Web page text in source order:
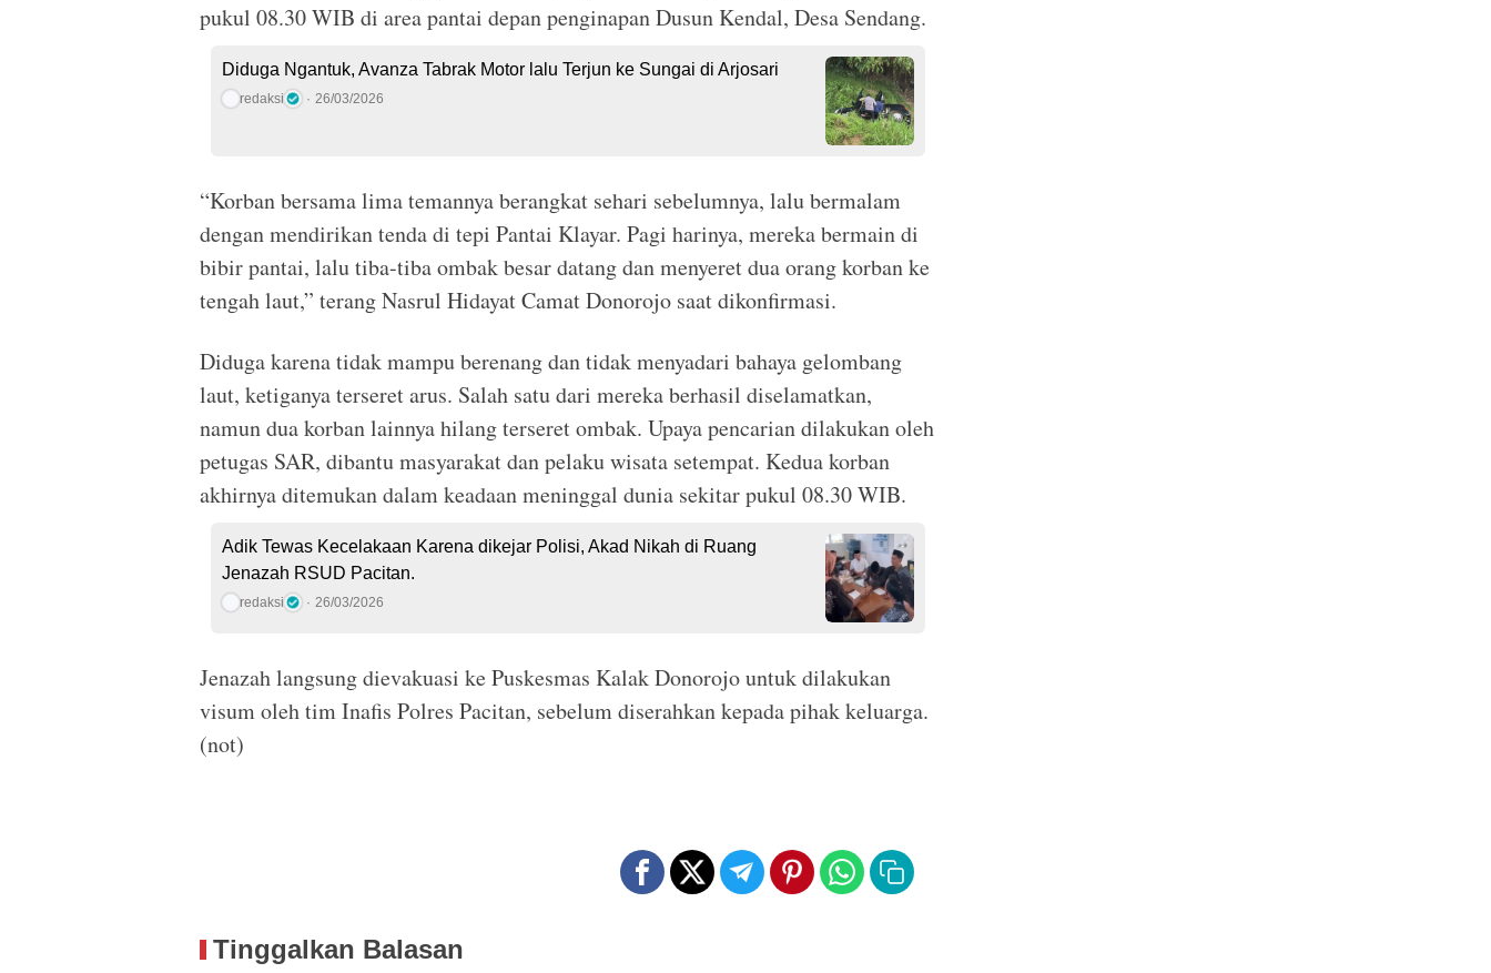
pukul 08.30 WIB di area pantai depan penginapan Dusun Kendal, Desa Sendang.
Diduga Ngantuk, Avanza Tabrak Motor lalu Terjun ke Sungai di Arjosari
redaksi 26/03/2026
“Korban bersama lima temannya berangkat sehari sebelumnya, lalu bermalam
dengan mendirikan tenda di tepi Pantai Klayar. Pagi harinya, mereka bermain di
bibir pantai, lalu tiba-tiba ombak besar datang dan menyeret dua orang korban ke
tengah laut,” terang Nasrul Hidayat Camat Donorojo saat dikonfirmasi.
Diduga karena tidak mampu berenang dan tidak menyadari bahaya gelombang
laut, ketiganya terseret arus. Salah satu dari mereka berhasil diselamatkan,
namun dua korban lainnya hilang terseret ombak. Upaya pencarian dilakukan oleh
petugas SAR, dibantu masyarakat dan pelaku wisata setempat. Kedua korban
akhirnya ditemukan dalam keadaan meninggal dunia sekitar pukul 08.30 WIB.
Adik Tewas Kecelakaan Karena dikejar Polisi, Akad Nikah di Ruang
Jenazah RSUD Pacitan.
redaksi 26/03/2026
Jenazah langsung dievakuasi ke Puskesmas Kalak Donorojo untuk dilakukan
visum oleh tim Inafis Polres Pacitan, sebelum diserahkan kepada pihak keluarga.
(not)
Tinggalkan Balasan